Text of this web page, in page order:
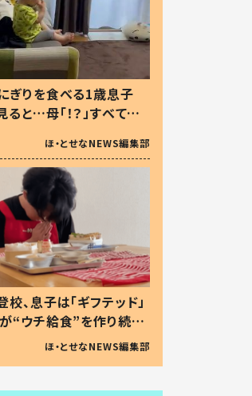
ぎりを食べる1歳息子
ると…母「！？」すべてを
稿に「可愛いから許
」
ほ・とせなNEWS編集部
、息子は「ギフテッド」
“ウチ給食”を作り続け
#令和の親 #令和の子
ほ・とせなNEWS編集部